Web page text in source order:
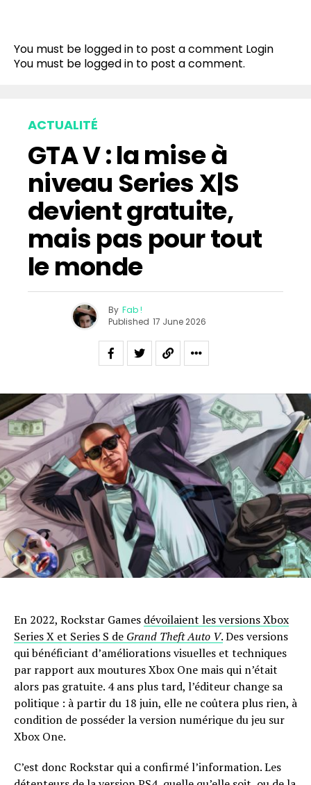
You must be logged in to post a comment Login
You must be logged in to post a comment.
ACTUALITÉ
GTA V : la mise à
niveau Series X|S
devient gratuite,
mais pas pour tout
le monde
By Fab !
Published 17 June 2026
En 2022, Rockstar Games dévoilaient les versions Xbox
Series X et Series S de Grand Theft Auto V.Des versions
qui bénéficiant d’améliorations visuelles et techniques
par rapport aux moutures Xbox One mais qui n’était
alors pas gratuite. 4 ans plus tard, l’éditeur change sa
politique : à partir du 18 juin, elle ne coûtera plus rien, à
condition de posséder la version numérique du jeu sur
Xbox One.
C’est donc Rockstar qui a confirmé l’information. Les